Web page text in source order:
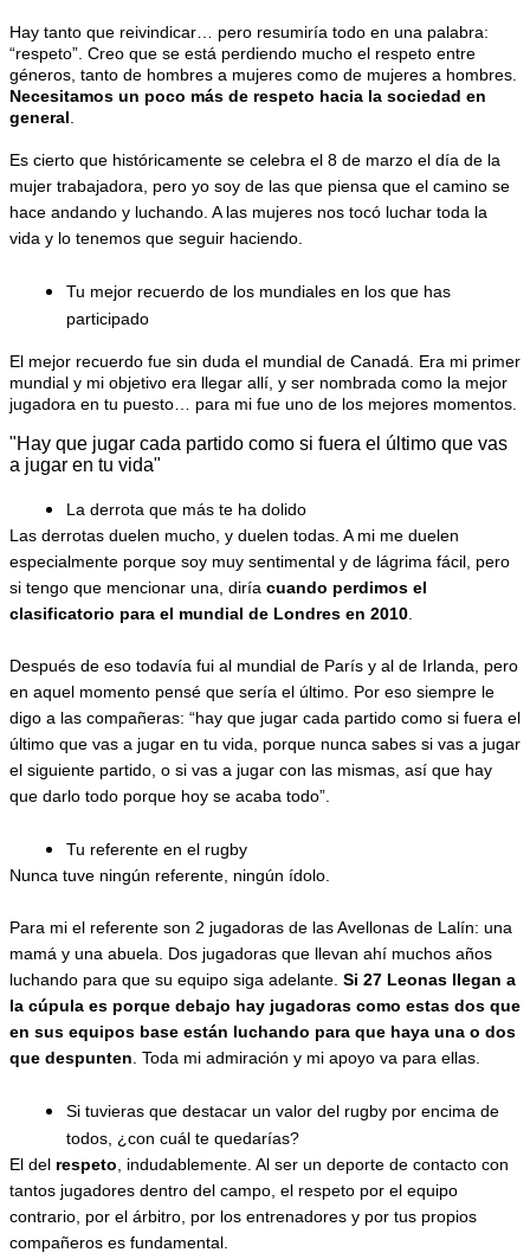
Hay tanto que reivindicar… pero resumiría todo en una palabra:
“respeto”. Creo que se está perdiendo mucho el respeto entre
Necesitamos un poco más de respeto hacia la sociedad en
general
Es cierto que históricamente se celebra el 8 de marzo el día de la
mujer trabajadora, pero yo soy de las que piensa que el camino se
hace andando y luchando. A las mujeres nos tocó luchar toda la
vida y lo tenemos que seguir haciendo.
Tu mejor recuerdo de los mundiales en los que has
participado
El mejor recuerdo fue sin duda el mundial de Canadá. Era mi primer
mundial y mi objetivo era llegar allí, y ser nombrada como la mejor
jugadora en tu puesto… para mi fue uno de los mejores momentos.
"Hay que jugar cada partido como si fuera el último que vas
a jugar en tu vida"
La derrota que más te ha dolido
Las derrotas duelen mucho, y duelen todas. A mi me duelen
especialmente porque soy muy sentimental y de lágrima fácil, pero
si tengo que mencionar una, diría cuando perdimos el
clasificatorio para el mundial de Londres en 2010
Después de eso todavía fui al mundial de París y al de Irlanda, pero
en aquel momento pensé que sería el último. Por eso siempre le
digo a las compañeras: “hay que jugar cada partido como si fuera el
último que vas a jugar en tu vida , porque nunca sabes si vas a jugar
el siguiente partido, o si vas a jugar con las mismas, así que hay
que darlo todo porque hoy se acaba todo”.
Tu referente en el rugby
Nunca tuve ningún referente, ningún ídolo.
Para mi el referente son 2 jugadoras de las Avellonas de Lalín: una
mamá y una abuela. Dos jugadoras que llevan ahí muchos años
luchando para que su equipo siga adelante. Si 27 Leonas llegan a
la cúpula es porque debajo hay jugadoras como estas dos que
en sus equipos base están luchando para que haya una o dos
que despunten . Toda mi admiración y mi apoyo va para ellas.
Si tuvieras que destacar un valor del rugby por encima de
todos, ¿con cuál te quedarías?
El del respeto , indudablemente. Al ser un deporte de contacto con
tantos jugadores dentro del campo, el respeto por el equipo
contrario, por el árbitro, por los entrenadores y por tus propios
compañeros es fundamental.